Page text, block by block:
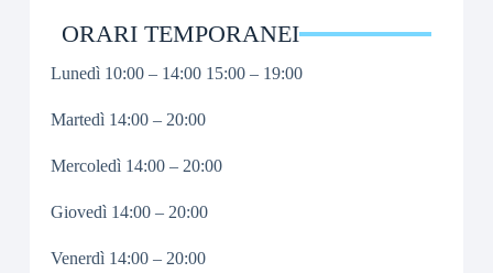
ORARI TEMPORANEI
Lunedì 10:00 – 14:00 15:00 – 19:00
Martedì 14:00 – 20:00
Mercoledì 14:00 – 20:00
Giovedì 14:00 – 20:00
Venerdì 14:00 – 20:00